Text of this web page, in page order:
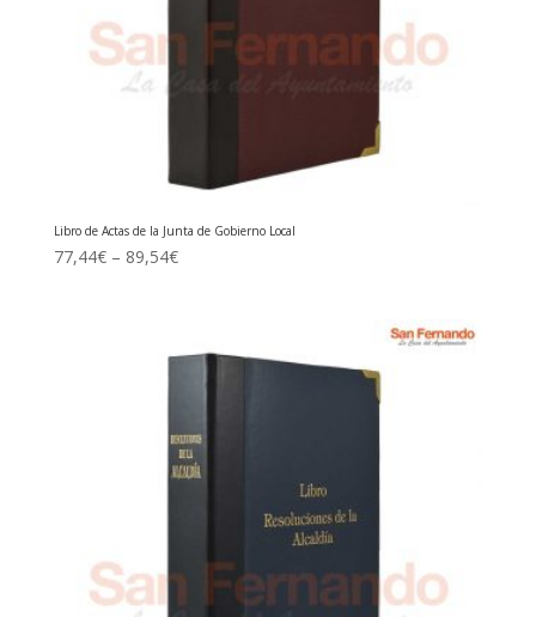
Libro de Actas de la Junta de Gobierno Local
77,44€– 89,54€